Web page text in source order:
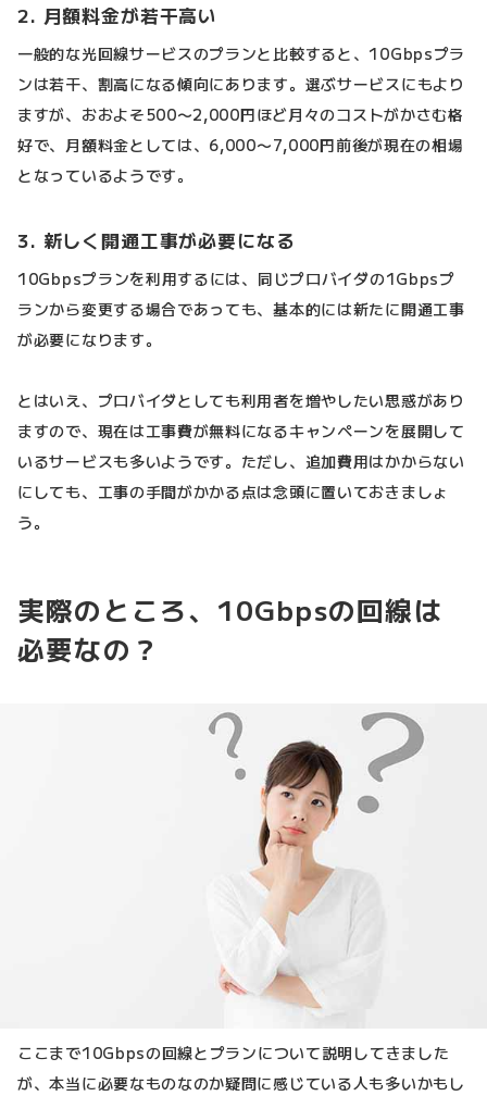
2. 月額料金が若干高い
一般的な光回線サービスのプランと比較すると、10Gbpsプラ
ンは若干、割高になる傾向にあります。選ぶサービスにもより
ますが、おおよそ500〜2,000円ほど月々のコストがかさむ格
好で、月額料金としては、6,000〜7,000円前後が現在の相場
となっているようです。
3. 新しく開通工事が必要になる
10Gbpsプランを利用するには、同じプロバイダの1Gbpsプ
ランから変更する場合であっても、基本的には新たに開通工事
が必要になります。
とはいえ、プロバイダとしても利用者を増やしたい思惑があり
ますので、現在は工事費が無料になるキャンペーンを展開して
いるサービスも多いようです。ただし、追加費用はかからない
にしても、工事の手間がかかる点は念頭に置いておきましょ
う。
実際のところ、10Gbpsの回線は
必要なの？
ここまで10Gbpsの回線とプランについて説明してきました
が、本当に必要なものなのか疑問に感じている人も多いかもし